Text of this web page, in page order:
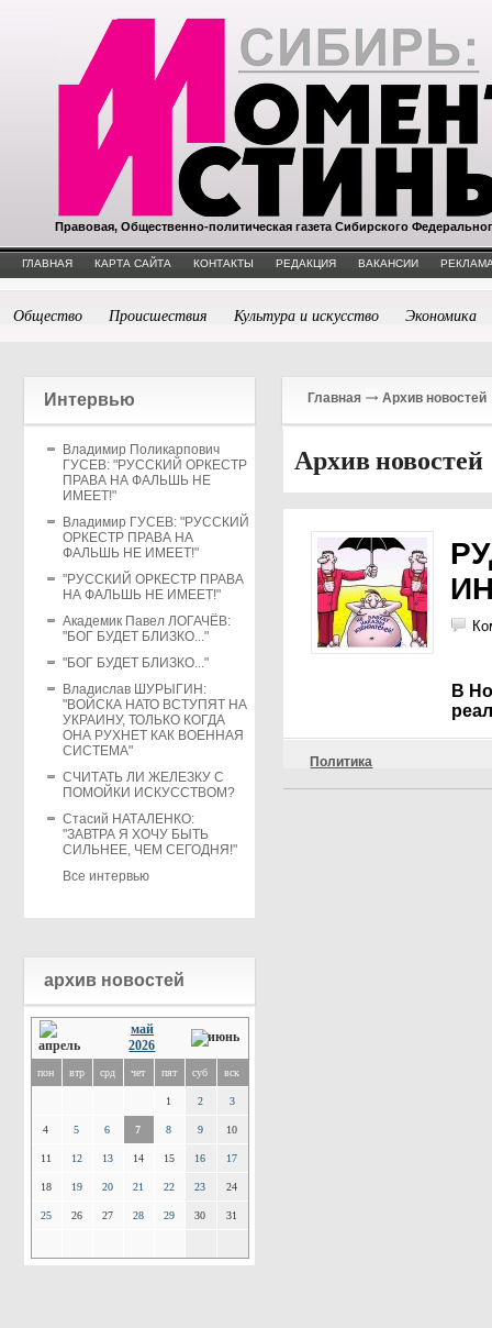
Правовая, Общественно-политическая газета Сибирского
ГЛАВНАЯ КАРТА САЙТА КОНТАКТЫ РЕДАКЦИЯ ВАКАНСИИ
Общество Происшествия Культура и искусство Экономика
Интервью
Владимир Поликарпович
ГУСЕВ: "РУССКИЙ ОРКЕСТР
ПРАВА НА ФАЛЬШЬ НЕ
ИМЕЕТ!"
Владимир ГУСЕВ: "РУССКИЙ
ОРКЕСТР ПРАВА НА
ФАЛЬШЬ НЕ ИМЕЕТ!"
"РУССКИЙ ОРКЕСТР ПРАВА
НА ФАЛЬШЬ НЕ ИМЕЕТ!"
Академик Павел ЛОГАЧЁВ:
"БОГ БУДЕТ БЛИЗКО..."
"БОГ БУДЕТ БЛИЗКО..."
Владислав ШУРЫГИН:
"ВОЙСКА НАТО ВСТУПЯТ НА
УКРАИНУ, ТОЛЬКО КОГДА
ОНА РУХНЕТ КАК ВОЕННАЯ
СИСТЕМА"
СЧИТАТЬ ЛИ ЖЕЛЕЗКУ С
ПОМОЙКИ ИСКУССТВОМ?
Стасий НАТАЛЕНКО:
"ЗАВТРА Я ХОЧУ БЫТЬ
СИЛЬНЕЕ, ЧЕМ СЕГОДНЯ!"
Все интервью
архив новостей
май
2026
пон втр срд чет пят суб вск
1 2 3
4 5 6 7 8 9 10
11 12 13 14 15 16 17
18 19 20 21 22 23 24
25 26 27 28 29 30 31
Главная Архив новостей
Архив новостей
В
Политика